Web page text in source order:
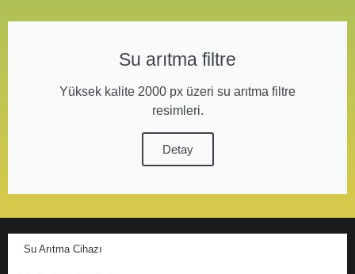
Su arıtma filtre
Yüksek kalite 2000 px üzeri su arıtma filtre
resimleri.
Detay
Su Arıtma Cihazı